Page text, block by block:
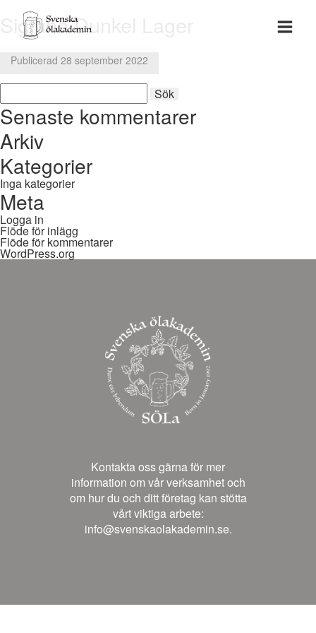
Sigtuna Dunkel Lager
Publicerad 28 september 2022
Sök Sök
Senaste kommentarer
Arkiv
Kategorier
Inga kategorier
Meta
Logga in
Flöde för inlägg
Flöde för kommentarer
WordPress.org
Kontakta oss gärna för mer
information om vår verksamhet och
om hur du och ditt företag kan stötta
vårt viktiga arbete:
info@svenskaolakademin.se.